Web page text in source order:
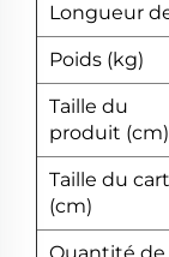
Longueur
Poids (kg)
Taille du
produit (cm)
Taille du
(cm)